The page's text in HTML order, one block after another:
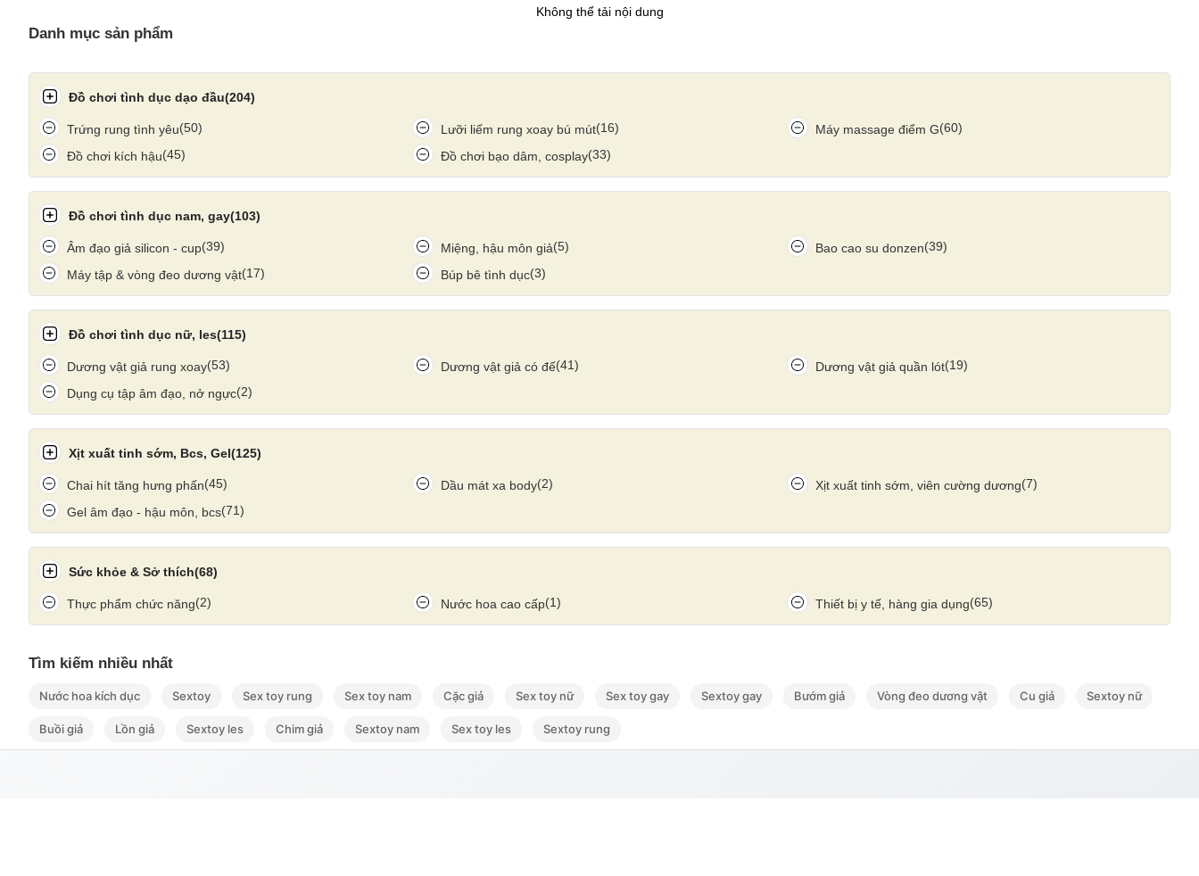
Pretty Love Easter Bunny – lựa chọn hoàn hảo giúp nàng khám phá những tầng kích thích mới, mang lại trải nghiệm
Không thể tải nội dung
Danh mục sản phẩm
Đồ chơi tình dục dạo đầu(204)
Trứng rung tình yêu(50) Lưỡi liếm rung xoay bú mút(16) Máy massage điểm G(60)
Đồ chơi kích hậu(45) Đồ chơi bạo dâm, cosplay(33)
Đồ chơi tình dục nam, gay(103)
Âm đạo giả silicon - cup(39) Miệng, hậu môn giả(5) Bao cao su donzen(39)
Máy tập & vòng đeo dương vật(17) Búp bê tình dục(3)
Đồ chơi tình dục nữ, les(115)
Dương vật giả rung xoay(53) Dương vật giả có đế(41) Dương vật giả quần lót(19)
Dụng cụ tập âm đạo, nở ngực(2)
Xịt xuất tinh sớm, Bcs, Gel(125)
Chai hít tăng hưng phấn(45) Dầu mát xa body(2) Xịt xuất tinh sớm, viên cường dương(7)
Gel âm đạo - hậu môn, bcs(71)
Sức khỏe & Sở thích(68)
Thực phẩm chức năng(2) Nước hoa cao cấp(1) Thiết bị y tế, hàng gia dụng(65)
Tìm kiếm nhiều nhất
Nước hoa kích dục Sextoy Sex toy rung Sex toy nam Cặc giả Sex toy nữ Sex toy gay Sextoy gay Bướm giả Vòng đeo dương vật Cu giả Sextoy nữ
Buồi giả Lồn giả Sextoy les Chim giả Sextoy nam Sex toy les Sextoy rung